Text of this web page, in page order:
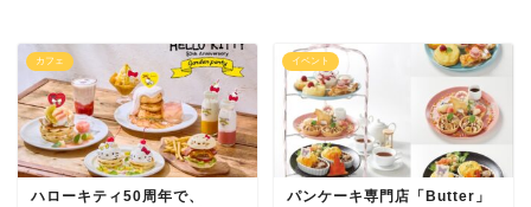
カフェ
ハローキティ50周年で、
イベント
パンケーキ専門店「Butter」